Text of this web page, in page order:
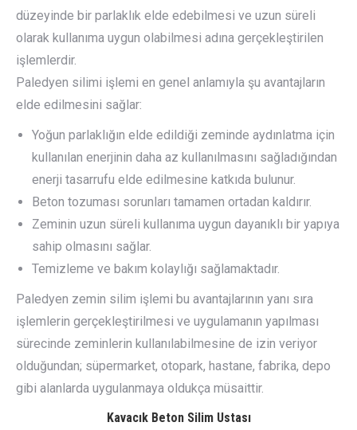
düzeyinde bir parlaklık elde edebilmesi ve uzun süreli
olarak kullanıma uygun olabilmesi adına gerçekleştirilen
işlemlerdir.
Paledyen silimi işlemi en genel anlamıyla şu avantajların
elde edilmesini sağlar:
Yoğun parlaklığın elde edildiği zeminde aydınlatma için
kullanılan enerjinin daha az kullanılmasını sağladığından
enerji tasarrufu elde edilmesine katkıda bulunur.
Beton tozuması sorunları tamamen ortadan kaldırır.
Zeminin uzun süreli kullanıma uygun dayanıklı bir yapıya
sahip olmasını sağlar.
Temizleme ve bakım kolaylığı sağlamaktadır.
Paledyen zemin silim işlemi bu avantajlarının yanı sıra
işlemlerin gerçekleştirilmesi ve uygulamanın yapılması
sürecinde zeminlerin kullanılabilmesine de izin veriyor
olduğundan; süpermarket, otopark, hastane, fabrika, depo
gibi alanlarda uygulanmaya oldukça müsaittir.
Kavacık Beton Silim Ustası